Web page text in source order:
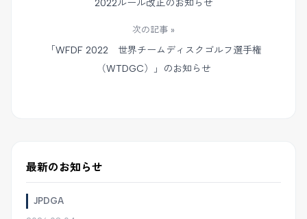
2022ルール改正のお知らせ
次の記事 »
「WFDF 2022 世界チームディスクゴルフ選手権
（WTDGC）」のお知らせ
最新のお知らせ
JPDGA